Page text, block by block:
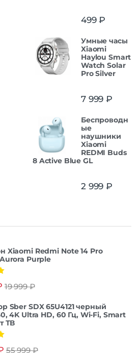
499₽
Умные часы
Xiaomi
Haylou Smart
Watch Solar
Pro Silver
7 999 ₽
Беспроводн
ые
наушники
Xiaomi
REDMI Buds
8 Active Blue GL
2 999 ₽
Xiaomi Redmi Note 14 Pro
Purple
19 999₽
Sber SDX 65U4121 черный
4K Ultra HD, 60 Гц, Wi-Fi, Smart
ТВ
55 999₽